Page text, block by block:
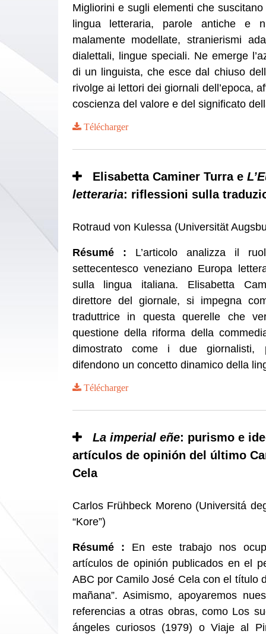
Migliorini e sugli elementi che
lingua letteraria, parole antiche e
malamente modellate, stranierismi
dialettali, lingue speciali. Ne emerge
di un linguista, che esce dal chiuso
rivolge ai lettori dei giornali dell’epoca,
coscienza del valore e del significato
Télécharger
Elisabetta Caminer Turra e
letteraria: riflessioni sulla
Rotraud von Kulessa (Universität
Résumé : L’articolo analizza il
settecentesco veneziano Europa
sulla lingua italiana. Elisabetta
direttore del giornale, si impegna
traduttrice in questa querelle che
questione della riforma della
dimostrato come i due giornalisti,
difendono un concetto dinamico della
Télécharger
La imperial eñe: purismo e
artículos de opinión del último
Cela
Carlos Frühbeck Moreno (Universitá
“Kore”)
Résumé : En este trabajo nos
artículos de opinión publicados en el
ABC por Camilo José Cela con el título
mañana”. Asimismo, apoyaremos
referencias a otras obras, como Los
ángeles curiosos (1979) o Viaje al